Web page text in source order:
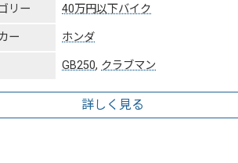
リー 40万円以下バイク
ー ホンダ
GB250, クラブマン
詳しく見る